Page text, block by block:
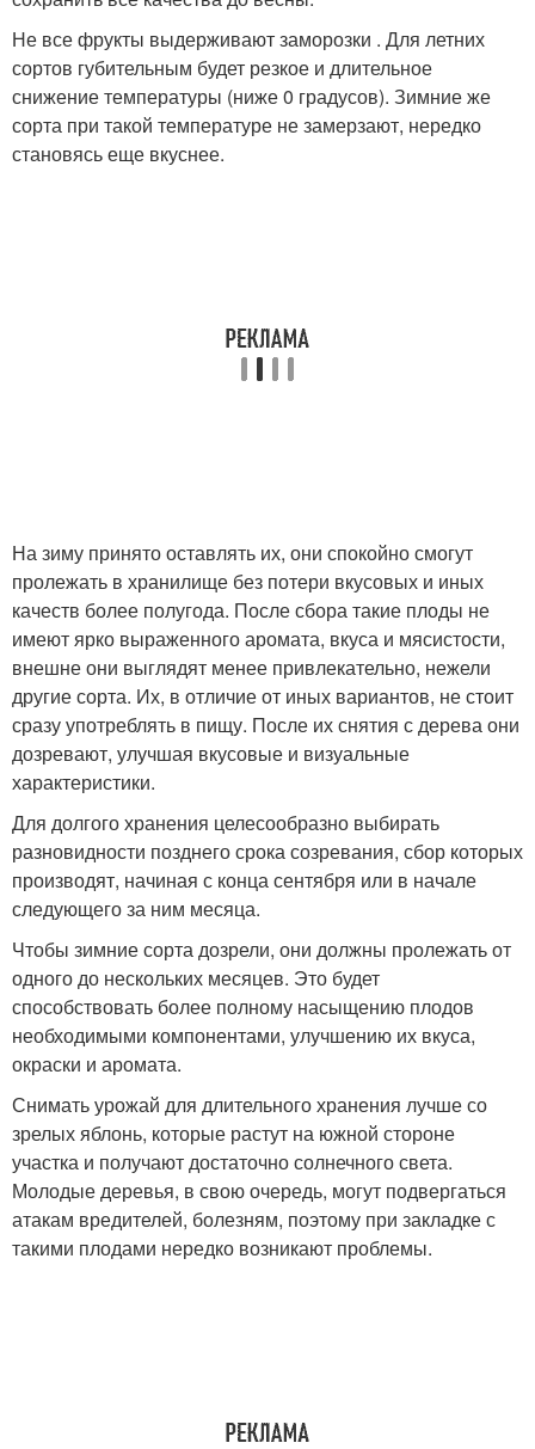
Не все фрукты выдерживают заморозки . Для летних
сортов губительным будет резкое и длительное
снижение температуры (ниже 0 градусов). Зимние же
сорта при такой температуре не замерзают, нередко
становясь еще вкуснее.
На зиму принято оставлять их, они спокойно смогут
пролежать в хранилище без потери вкусовых и иных
качеств более полугода. После сбора такие плоды не
имеют ярко выраженного аромата, вкуса и мясистости,
внешне они выглядят менее привлекательно, нежели
другие сорта. Их, в отличие от иных вариантов, не стоит
сразу употреблять в пищу. После их снятия с дерева они
дозревают, улучшая вкусовые и визуальные
характеристики.
Для долгого хранения целесообразно выбирать
разновидности позднего срока созревания, сбор которых
производят, начиная с конца сентября или в начале
следующего за ним месяца.
Чтобы зимние сорта дозрели, они должны пролежать от
одного до нескольких месяцев. Это будет
способствовать более полному насыщению плодов
необходимыми компонентами, улучшению их вкуса,
окраски и аромата.
Снимать урожай для длительного хранения лучше со
зрелых яблонь, которые растут на южной стороне
участка и получают достаточно солнечного света.
Молодые деревья, в свою очередь, могут подвергаться
атакам вредителей, болезням, поэтому при закладке с
такими плодами нередко возникают проблемы.